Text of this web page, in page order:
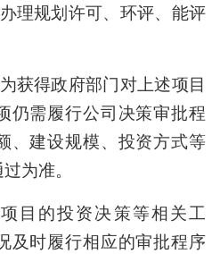
理规划许可、环评、能评
获得政府部门对上述项目
仍需履行公司决策审批程
、建设规模、投资方式等
为准。
目的投资决策等相关工
及时履行相应的审批程序